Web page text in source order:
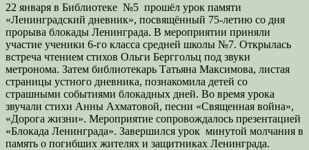
22 января в Библиотеке №5 прошёл урок памяти
«Ленинградский дневник», посвящённый 75-летию со дня
прорыва блокады Ленинграда. В мероприятии приняли
участие ученики 6-го класса средней школы №7. Открылась
встреча чтением стихов Ольги Берггольц под звуки
метронома. Затем библиотекарь Татьяна Максимова, листая
страницы устного дневника, познакомила детей со
страшными событиями блокадных дней. Во время урока
звучали стихи Анны Ахматовой, песни «Священная война»,
«Дорога жизни». Мероприятие сопровождалось презентацией
«Блокада Ленинграда». Завершился урок минутой молчания в
память о погибших жителях и защитниках Ленинграда.